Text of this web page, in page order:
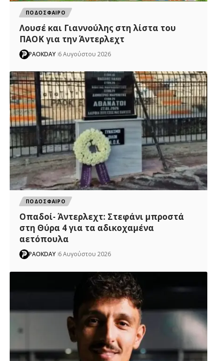
ΠΟΔΟΣΦΑΙΡΟ
Λουσέ και Γιαννούλης στη λίστα του
ΠΑΟΚ για την Άντερλεχτ
PAOKDAY 6 Αυγούστου 2026
ΠΟΔΟΣΦΑΙΡΟ
Οπαδοί- Άντερλεχτ: Στεφάνι μπροστά
στη Θύρα 4 για τα αδικοχαμένα
αετόπουλα
PAOKDAY 6 Αυγούστου 2026